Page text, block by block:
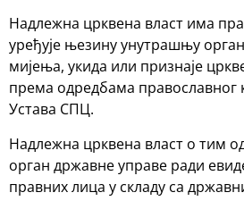
Надлежна црквена власт има
уређује њезину унутрашњу
мијења, укида или признаје
према одредбама православног
Устава СПЦ.
Надлежна црквена власт о тим
орган државне управе ради
правних лица у складу са